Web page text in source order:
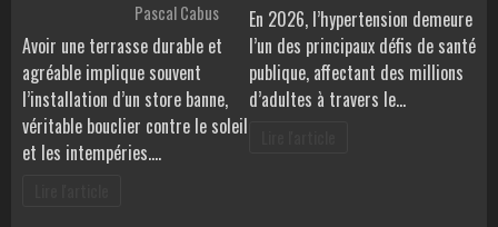
Pascal Cabus
Avoir une terrasse durable et
agréable implique souvent
l’installation d’un store banne,
véritable bouclier contre le soleil
et les intempéries.…
En 2026, l’hypertension demeure
l’un des principaux défis de santé
publique, affectant des millions
d’adultes à travers le…